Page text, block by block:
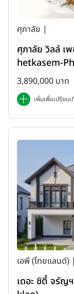
ศุภาลัย |
ศุภาลัย วิลล์ เ
hetkasem-
3,890,000 บาท
เพิ่มเพื่อเปรียบ
เอพี (ไทยแลนด์) |
เดอะ ซิตี้ จรัญ